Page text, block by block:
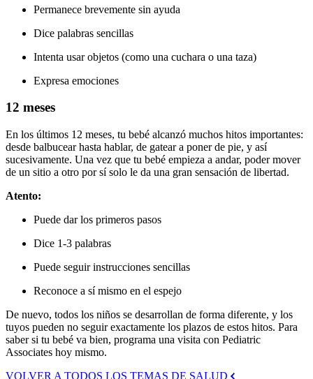
Permanece brevemente sin ayuda
Dice palabras sencillas
Intenta usar objetos (como una cuchara o una taza)
Expresa emociones
12 meses
En los últimos 12 meses, tu bebé alcanzó muchos hitos importantes:
desde balbucear hasta hablar, de gatear a poner de pie, y así
sucesivamente. Una vez que tu bebé empieza a andar, poder mover
de un sitio a otro por sí solo le da una gran sensación de libertad.
Atento:
Puede dar los primeros pasos
Dice 1-3 palabras
Puede seguir instrucciones sencillas
Reconoce a sí mismo en el espejo
De nuevo, todos los niños se desarrollan de forma diferente, y los
tuyos pueden no seguir exactamente los plazos de estos hitos. Para
saber si tu bebé va bien, programa una visita con Pediatric
Associates hoy mismo.
VOLVER A TODOS LOS TEMAS DE SALUD